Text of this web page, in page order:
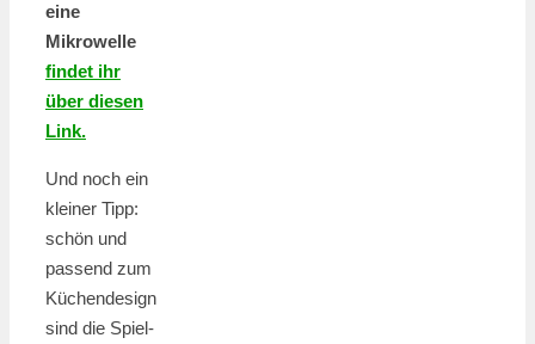
eine
Mikrowelle
findet ihr
über diesen
Link.
Und noch ein
kleiner Tipp:
schön und
passend zum
Küchendesign
sind die Spiel-